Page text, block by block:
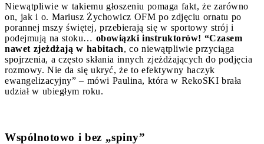
Niewątpliwie w takiemu głoszeniu pomaga fakt, że zarówno
on, jak i o. Mariusz Żychowicz OFM po zdjęciu ornatu po
porannej mszy świętej, przebierają się w sportowy strój i
podejmują na stoku… obowiązki instruktorów! “Czasem
nawet zjeżdżają w habitach, co niewątpliwie przyciąga
spojrzenia, a często skłania innych zjeżdżających do podjęcia
rozmowy. Nie da się ukryć, że to efektywny haczyk
ewangelizacyjny” – mówi Paulina, która w RekoSKI brała
udział w ubiegłym roku.
Wspólnotowo i bez „spiny”